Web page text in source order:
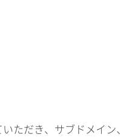
ただき、サブドメイン、